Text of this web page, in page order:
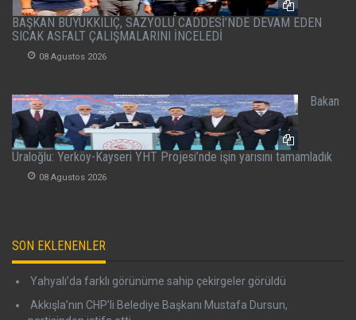
BAŞKAN BÜYÜKKILIÇ, SAZYOLU CADDESİ’NDE DEVAM EDEN
SICAK ASFALT ÇALIŞMALARINI İNCELEDİ
08 Agustos 2026
Bakan
Uraloğlu: Yerköy-Kayseri YHT Projesi’nde işin yarısını tamamladık
08 Agustos 2026
SON EKLENENLER
Yahyalı’da farklı görünüme sahip çekirgeler görüldü
Akkışla’nın CHP’li Belediye Başkanı Mustafa Dursun,